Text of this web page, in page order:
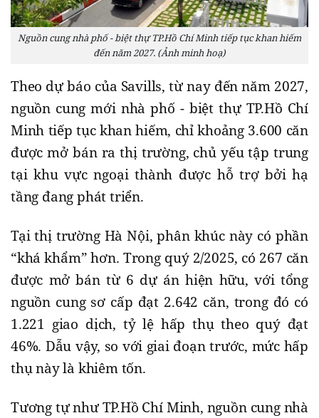
Nguồn cung nhà phố - biệt thự TP.Hồ Chí Minh tiếp tục khan hiếm
đến năm 2027. (Ảnh minh hoạ)
Theo dự báo của Savills, từ nay đến năm 2027,
nguồn cung mới nhà phố - biệt thự TP.Hồ Chí
Minh tiếp tục khan hiếm, chỉ khoảng 3.600 căn
được mở bán ra thị trường, chủ yếu tập trung
tại khu vực ngoại thành được hỗ trợ bởi hạ
tầng đang phát triển.
Tại thị trường Hà Nội, phân khúc này có phần
“khá khẩm” hơn. Trong quý 2/2025, có 267 căn
được mở bán từ 6 dự án hiện hữu, với tổng
nguồn cung sơ cấp đạt 2.642 căn, trong đó có
1.221 giao dịch, tỷ lệ hấp thụ theo quý đạt
46%. Dẫu vậy, so với giai đoạn trước, mức hấp
thụ này là khiêm tốn.
Tương tự như TP.Hồ Chí Minh, nguồn cung nhà